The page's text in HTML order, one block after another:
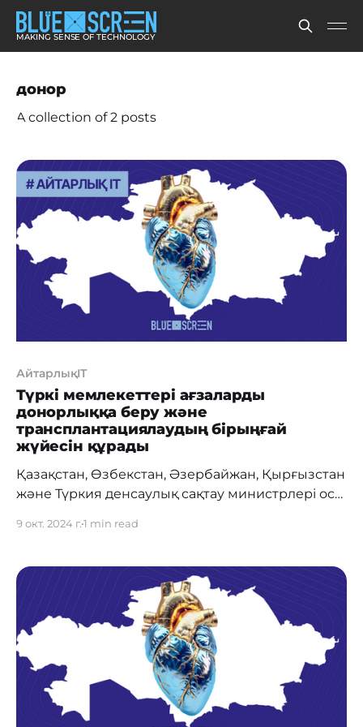
MAKING SENSE OF TECHNOLOGY
донор
A collection of 2 posts
АйтарлықIT
Түркі мемлекеттері ағзаларды
донорлыққа беру және
трансплантациялаудың бірыңғай
жүйесін құрады
Қазақстан, Өзбекстан, Әзербайжан, Қырғызстан
және Түркия денсаулық сақтау министрлері осы
құру туралы ниет хаттамасына қол қойды.
Бастама донорлық ағзалардың қолжетімділігін
арттыруға және медициналық көмектің
сапасын жақсартуға бағытталған. Донорлықты
үйлестіру TÜRKTRANSPLANT жүйесі қатысушы
елдерге донорлар мен реципиенттер туралы
9 окт. 2024 г.1 min read